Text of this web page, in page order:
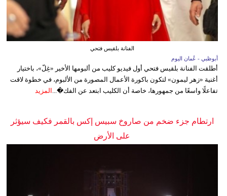
الفنانة بلقيس فتحي
أبوظبي - عُمان اليوم
أطلقت الفنانة بلقيس فتحي أول فيديو كليب من ألبومها الأخير «غِلّ»، باختيار
أغنية «زهر ليمون» لتكون باكورة الأعمال المصورة من الألبوم، في خطوة لاقت
تفاعلًا واسعًا من جمهورها، خاصة أن الكليب ابتعد عن الفك�...
المزيد
ارتطام جزء ضخم من صاروخ سبيس إكس بالقمر فكيف سيؤثر
على الأرض